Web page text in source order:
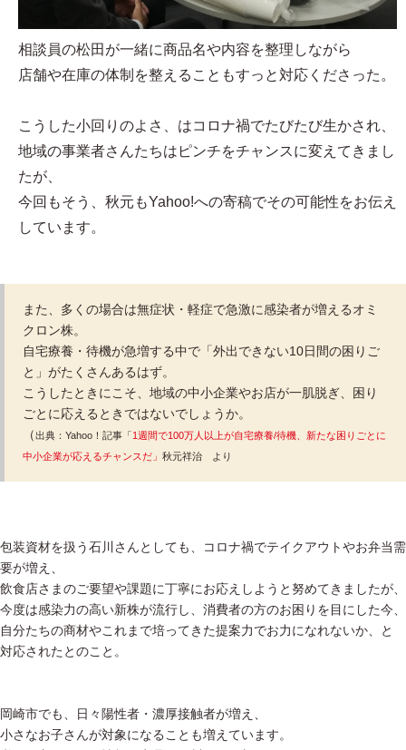
相談員の松田が一緒に商品名や内容を整理しながら
店舗や在庫の体制を整えることもすっと対応くださった。
こうした小回りのよさ、はコロナ禍でたびたび生かされ、
地域の事業者さんたちはピンチをチャンスに変えてきまし
たが、
今回もそう、秋元もYahoo!への寄稿でその可能性をお伝え
しています。
また、多くの場合は無症状・軽症で急激に感染者が増えるオミ
クロン株。
自宅療養・待機が急増する中で「外出できない10日間の困りご
と」がたくさんあるはず。
こうしたときにこそ、地域の中小企業やお店が一肌脱ぎ、困り
ごとに応えるときではないでしょうか。
（出典：Yahoo！記事「1週間で100万人以上が自宅療養/待機、新たな困りごとに
中小企業が応えるチャンスだ」 秋元祥治 より
包装資材を扱う石川さんとしても、コロナ禍でテイクアウトやお弁当需
要が増え、
飲食店さまのご要望や課題に丁寧にお応えしようと努めてきましたが、
今度は感染力の高い新株が流行し、消費者の方のお困りを目にした今、
自分たちの商材やこれまで培ってきた提案力でお力になれないか、と
対応されたとのこと。
岡崎市でも、日々陽性者・濃厚接触者が増え、
小さなお子さんが対象になることも増えています。